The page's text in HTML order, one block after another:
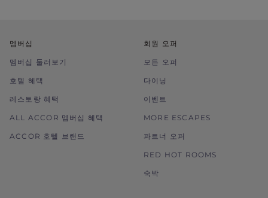
멤버십
멤버십 둘러보기
호텔 혜택
레스토랑 혜택
ALL ACCOR 멤버십 혜택
ACCOR 호텔 브랜드
회원 오퍼
모든 오퍼
다이닝
이벤트
MORE ESCAPES
파트너 오퍼
RED HOT ROOMS
숙박